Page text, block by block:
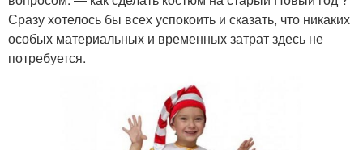
Сразу хотелось бы всех успокоить и сказать, что никаких
особых материальных и временных затрат здесь не
потребуется.